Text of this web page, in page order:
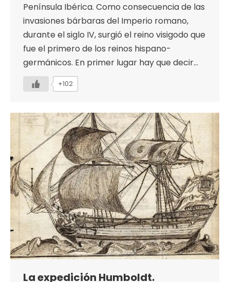
Península Ibérica. Como consecuencia de las
invasiones bárbaras del Imperio romano,
durante el siglo IV, surgió el reino visigodo que
fue el primero de los reinos hispano-
germánicos. En primer lugar hay que decir…
+102
La expedición Humboldt.